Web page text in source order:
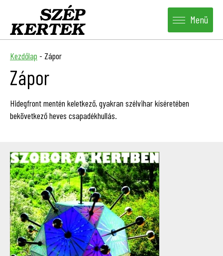
Menü
Kezdőlap - Zápor
Zápor
Hidegfront mentén keletkező, gyakran szélvihar kíséretében
bekövetkező heves csapadékhullás.